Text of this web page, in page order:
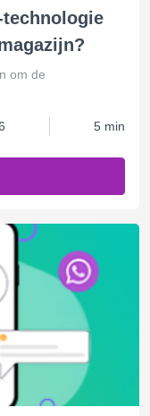
om de
5 min